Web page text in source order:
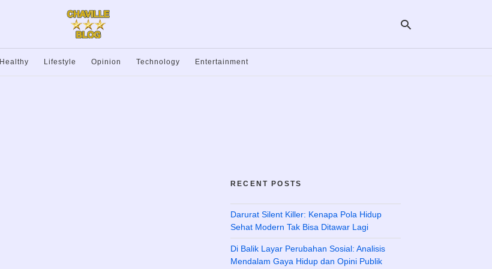
Healthy Lifestyle Opinion Technology Entertainment
RECENT POSTS
Darurat Silent Killer: Kenapa Pola Hidup
Sehat Modern Tak Bisa Ditawar Lagi
Di Balik Layar Perubahan Sosial: Analisis
Mendalam Gaya Hidup dan Opini Publik